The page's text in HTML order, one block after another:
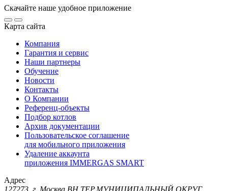
Скачайте наше удобное приложение
Карта сайта
Компания
Гарантия и сервис
Наши партнеры
Обучение
Новости
Контакты
О Компании
Референц-объекты
Подбор котлов
Архив документации
Пользовательское соглашение
для мобильного приложения
Удаление аккаунта
приложения IMMERGAS SMART
Адрес
127273, г. Москва ВН.ТЕР.МУНИЦИПАЛЬНЫЙ ОКРУГ